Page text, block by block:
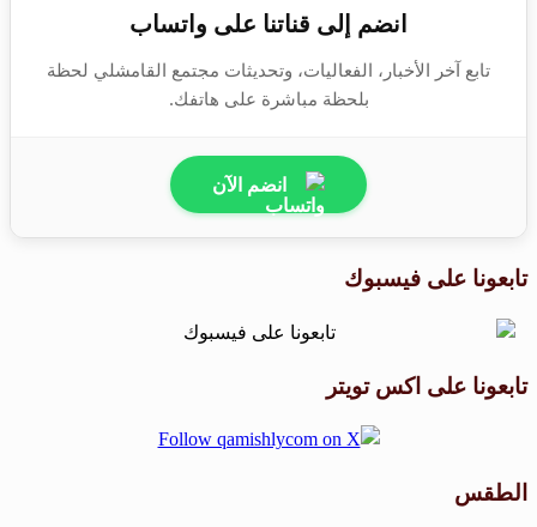
انضم إلى قناتنا على واتساب
تابع آخر الأخبار، الفعاليات، وتحديثات مجتمع القامشلي لحظة
بلحظة مباشرة على هاتفك.
انضم الآن
تابعونا على فيسبوك
تابعونا على اكس تويتر
الطقس